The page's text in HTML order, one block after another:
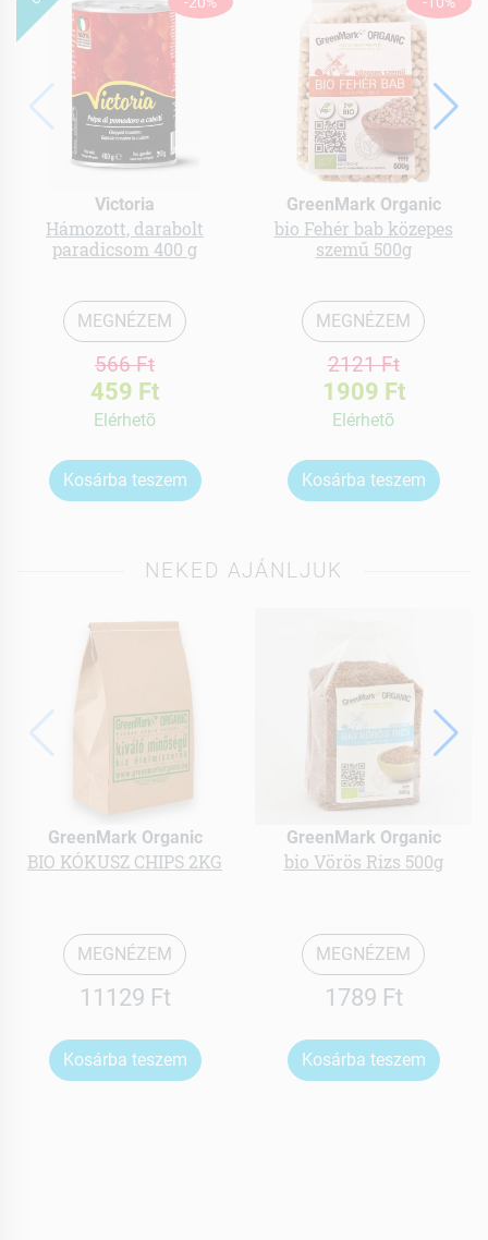
Victoria
Hámozott, darabolt
paradicsom 400 g
MEGNÉZEM
566 Ft
459 Ft
Elérhetõ
Kosárba teszem
GreenMark Organic
bio Fehér bab közepes
szemű 500g
MEGNÉZEM
2121 Ft
1909 Ft
Elérhetõ
Kosárba teszem
NEKED AJÁNLJUK
GreenMark Organic
BIO KÓKUSZ CHIPS 2KG
MEGNÉZEM
11129 Ft
Kosárba teszem
GreenMark Organic
bio Vörös Rizs 500g
MEGNÉZEM
1789 Ft
Kosárba teszem